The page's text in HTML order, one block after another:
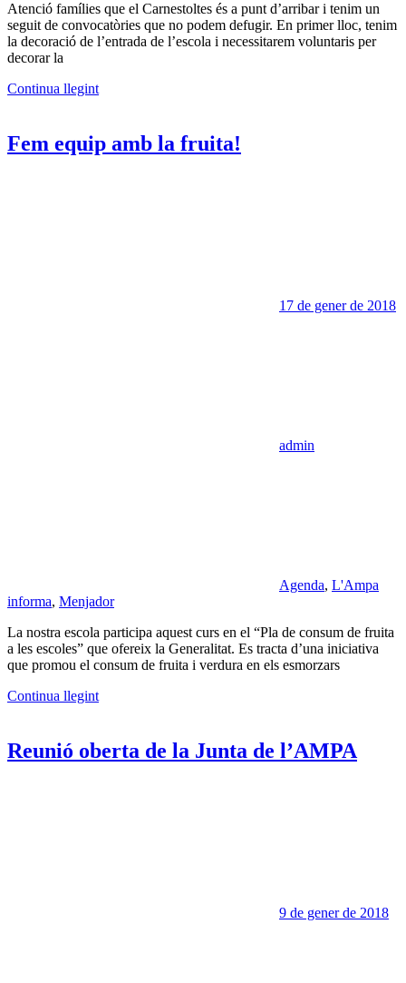
Atenció famílies que el Carnestoltes és a punt d’arribar i tenim un
seguit de convocatòries que no podem defugir. En primer lloc, tenim
la decoració de l’entrada de l’escola i necessitarem voluntaris per
decorar la
Continua llegint
Fem equip amb la fruita!
17 de gener de 2018
admin
Agenda, L'Ampa
informa, Menjador
La nostra escola participa aquest curs en el “Pla de consum de fruita
a les escoles” que ofereix la Generalitat. Es tracta d’una iniciativa
que promou el consum de fruita i verdura en els esmorzars
Continua llegint
Reunió oberta de la Junta de l’AMPA
9 de gener de 2018